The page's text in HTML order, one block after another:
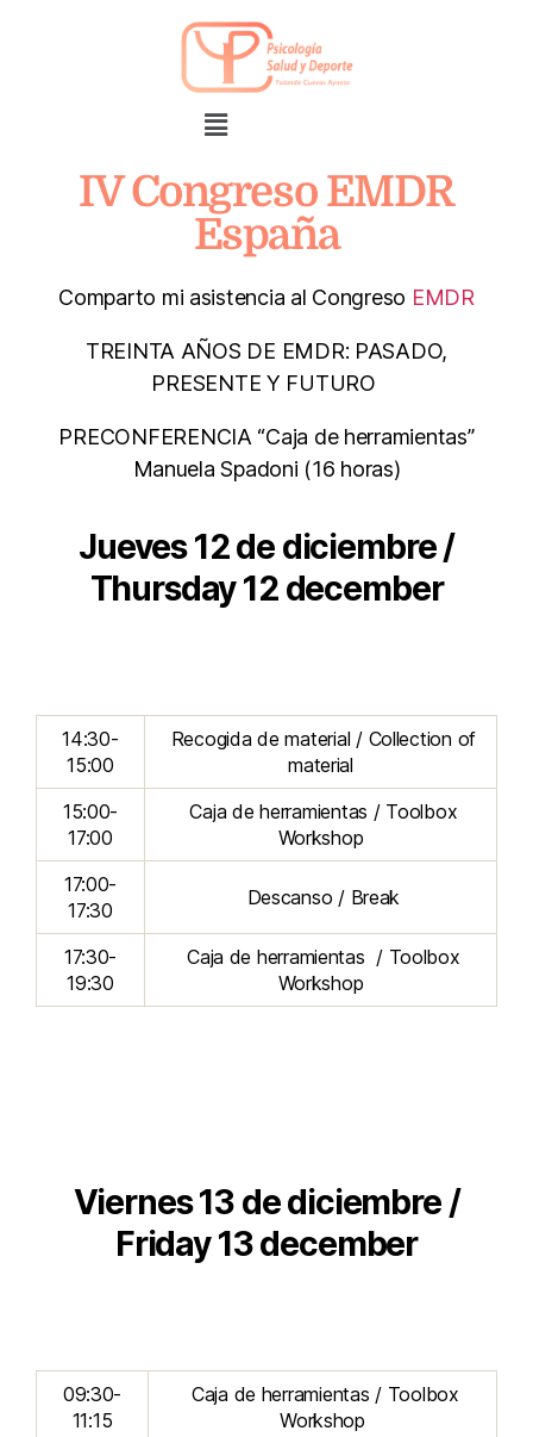
IV Congreso EMDR
España
Comparto mi asistencia al Congreso EMDR
TREINTA AÑOS DE EMDR: PASADO,
PRESENTE Y FUTURO
PRECONFERENCIA “Caja de herramientas”
Manuela Spadoni (16 horas)
Jueves 12 de diciembre /
Thursday 12 december
14:30-
15:00
Recogida de material / Collection of
material
15:00-
17:00
Caja de herramientas / Toolbox
Workshop
17:00-
17:30
Descanso / Break
17:30-
19:30
Caja de herramientas / Toolbox
Workshop
Viernes 13 de diciembre /
Friday 13 december
09:30-
11:15
Caja de herramientas / Toolbox
Workshop